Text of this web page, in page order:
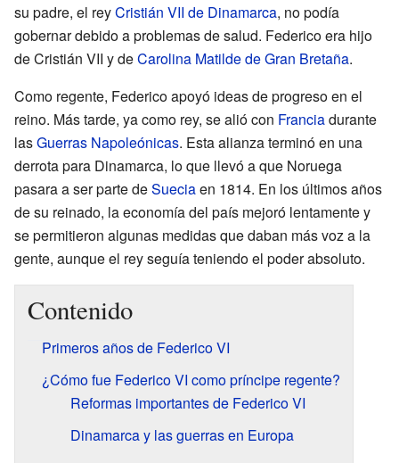
su padre, el reyCristián VII de Dinamarca, no podía
gobernar debido a problemas de salud. Federico era hijo
de Cristián VII y deCarolina Matilde de Gran Bretaña.
Como regente, Federico apoyó ideas de progreso en el
reino. Más tarde, ya como rey, se alió con Franciadurante
lasGuerras Napoleónicas. Esta alianza terminó en una
derrota para Dinamarca, lo que llevó a que Noruega
pasara a ser parte deSueciaen 1814. En los últimos años
de su reinado, la economía del país mejoró lentamente y
se permitieron algunas medidas que daban más voz a la
gente, aunque el rey seguía teniendo el poder absoluto.
Contenido
Primeros años de Federico VI
¿Cómo fue Federico VI como príncipe regente?
Reformas importantes de Federico VI
Dinamarca y las guerras en Europa